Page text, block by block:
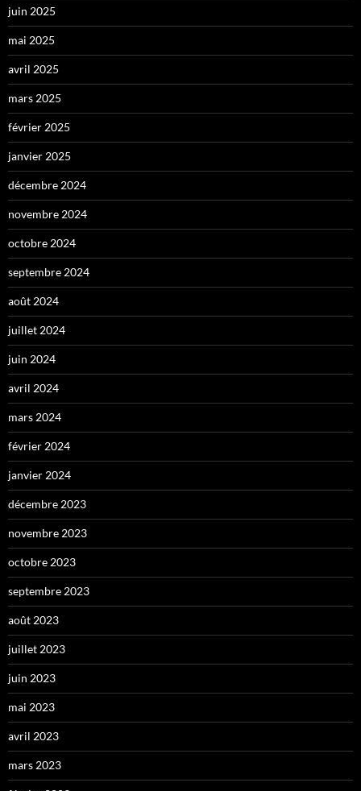
juin 2025
mai 2025
avril 2025
mars 2025
février 2025
janvier 2025
décembre 2024
novembre 2024
octobre 2024
septembre 2024
août 2024
juillet 2024
juin 2024
avril 2024
mars 2024
février 2024
janvier 2024
décembre 2023
novembre 2023
octobre 2023
septembre 2023
août 2023
juillet 2023
juin 2023
mai 2023
avril 2023
mars 2023